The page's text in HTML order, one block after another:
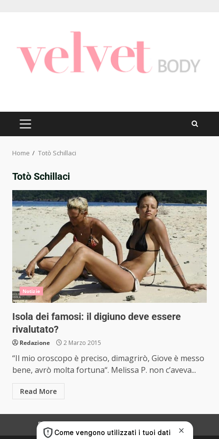
PRIMARY
MENU
Home Totò Schillaci
Totò Schillaci
Notizie
Isola dei famosi: il digiuno deve essere
rivalutato?
Redazione 2 Marzo 2015
“Il mio oroscopo è preciso, dimagrirò, Giove è messo
bene, avrò molta fortuna“. Melissa P. non c’aveva...
Read More
Redazione Disclaimer Privacy Policy